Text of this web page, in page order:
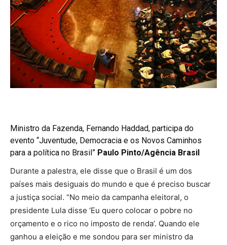
Ministro da Fazenda, Fernando Haddad, participa do
evento “Juventude, Democracia e os Novos Caminhos
para a política no Brasil” Paulo Pinto/Agência Brasil
Durante a palestra, ele disse que o Brasil é um dos
países mais desiguais do mundo e que é preciso buscar
a justiça social. “No meio da campanha eleitoral, o
presidente Lula disse ‘Eu quero colocar o pobre no
orçamento e o rico no imposto de renda’. Quando ele
ganhou a eleição e me sondou para ser ministro da